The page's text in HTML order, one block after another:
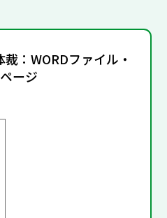
裁：WORDファイル・
ージ